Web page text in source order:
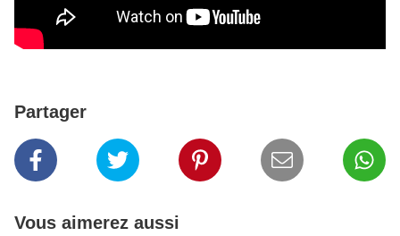
Partager
Vous aimerez aussi